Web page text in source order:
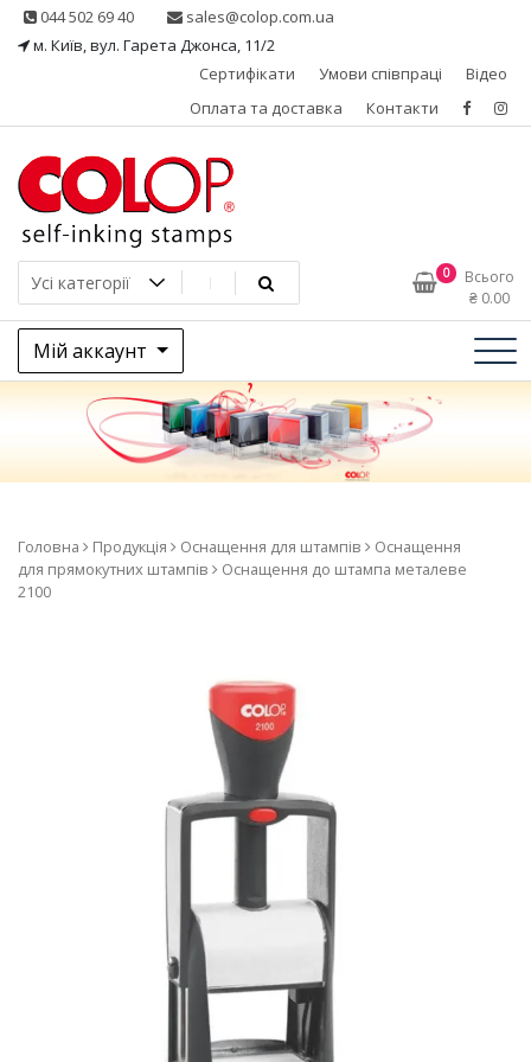
Skip 044 502 69 40
sales@colop.com.ua
м. Київ, вул. Гарета Джонса, 11/2
Сертифікати
Умови співпраці
Відео
Оплата та доставка
Контакти
КОЛОП – ексклюзивний
представник в Україні
одного з провідних
виробників штемпельної
продукції, австрійської
компанії COLOP, виробник
печаток та штампів з
технології. Наш асортимент
– оснащення до печаток та
штампів, самонабірні
штампи, датери та
нумератори, штампи з
бухгалтерськими термінами,
штемпельні подушки та
0
Всього
₴ 0.00
Мій аккаунт
Головна Продукція Оснащення для штампів
Оснащення
для прямокутних штампів
Оснащення до штампа металеве
2100